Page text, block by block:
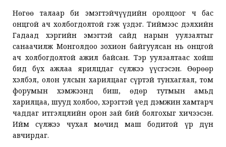
Нөгөө талаар би эмэгтэйчүүдийн оролцоог ч бас
онцгой ач холбогдолтой гэж үздэг. Тиймээс дэлхийн
Гадаад хэргийн эмэгтэй сайд нарын уулзалтыг
санаачилж Монголдоо зохион байгуулсан нь онцгой
ач холбогдолтой ажил байсан. Тэр уулзалтаас хойш
бид бүх ажлаа ярилцдаг сүлжээ үүсгэсэн. Өөрөөр
хэлбэл, олон улсын харилцааг сүртэй тунхаглал, том
форумын хэмжээнд биш, өдөр тутмын амьд
харилцаа, шууд холбоо, хэрэгтэй үед дэмжин хамтарч
чаддаг итгэлцлийн орон зай бий болгохыг хичээсэн.
Ийм сүлжээ чухал мөчид маш бодитой үр дүн
авчирдаг.